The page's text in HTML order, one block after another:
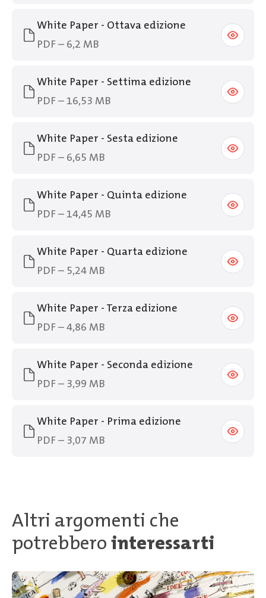
White Paper - Ottava edizione
PDF – 6,2 MB
White Paper - Settima edizione
PDF – 16,53 MB
White Paper - Sesta edizione
PDF – 6,65 MB
White Paper - Quinta edizione
PDF – 14,45 MB
White Paper - Quarta edizione
PDF – 5,24 MB
White Paper - Terza edizione
PDF – 4,86 MB
White Paper - Seconda edizione
PDF – 3,99 MB
White Paper - Prima edizione
PDF – 3,07 MB
Altri argomenti che
potrebberointeressarti